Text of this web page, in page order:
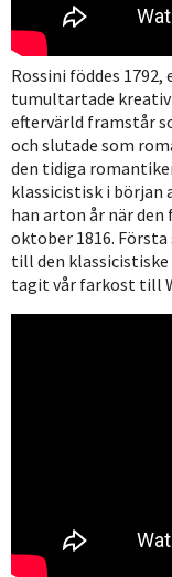
Rossini föddes
tumultartade
eftervärld framstår
och slutade som
den tidiga
klassicistisk i början
han arton år när
oktober 1816.
till den
tagit vår farkost till